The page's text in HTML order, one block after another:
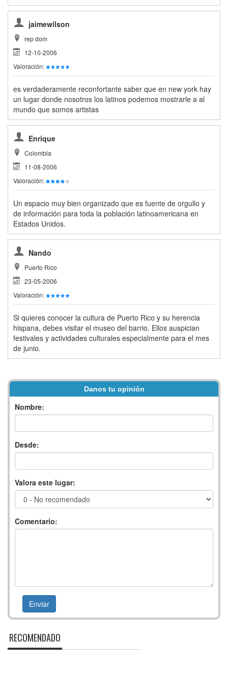
jaimewilson
rep dom
12-10-2006
Valoración:
es verdaderamente reconfortante saber que en new york hay
un lugar donde nosotros los latinos podemos mostrarle a al
mundo que somos artistas
Enrique
Colombia
11-08-2006
Valoración:
Un espacio muy bien organizado que es fuente de orgullo y
de información para toda la población latinoamericana en
Estados Unidos.
Nando
Puerto Rico
23-05-2006
Valoración:
Si quieres conocer la cultura de Puerto Rico y su herencia
hispana, debes visitar el museo del barrio. Ellos auspician
festivales y actividades culturales especialmente para el mes
de junio.
Danos tu opinión
Nombre:
Desde:
Valora este lugar:
Comentario:
RECOMENDADO